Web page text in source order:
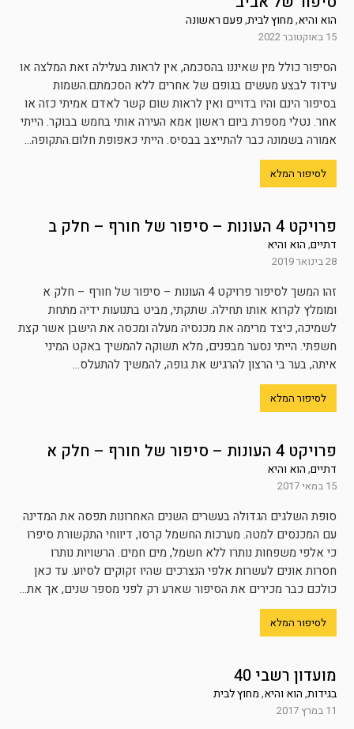
הוא והיא,מחוץ לבית,פעם ראשונה
15 באוקטובר 2022
הסיפור כולל מין שאיננו בהסכמה, אין לראות בעלילה זאת המלצה או
עידוד לבצע מעשים בגופם של אחרים ללא הסכמתם.השמות
בסיפור הינם והיו בדויים ואין לראות שום קשר לאדם אמיתי כזה או
אחר. נטלי מספרת ביום ראשון אמא העירה אותי בחמש בבוקר. הייתי
אמורה בשמונה כבר להתייצב בבסיס. הייתי כאפופת חלום.התקופה...
לסיפור המלא
פרויקט 4 העונות – סיפור של חורף – חלק ב
דתיים,הוא והיא
28 בינואר 2019
זהו המשך לסיפור פרויקט 4 העונות – סיפור של חורף – חלק א
ומומלץ לקרוא אותו תחילה. שתקתי, מביט בתנועות ידיה מתחת
לשמיכה, כיצד מרימה את מכנסיה מעלה ומכסה את הישבן אשר קצת
חשפתי. הייתי נסער מבפנים, מלא תשוקה להמשיך באקט המיני
איתה, בער בי הרצון להרגיש את גופה, להמשיך להתעלס...
לסיפור המלא
פרויקט 4 העונות – סיפור של חורף – חלק א
דתיים,הוא והיא
15 במאי 2017
סופת השלגים הגדולה בעשרים השנים האחרונות תפסה את המדינה
עם המכנסים למטה. מערכות החשמל קרסו, דיווחי התקשורת סיפרו
כי אלפי משפחות נותרו ללא חשמל, מים חמים. הרשויות נותרו
חסרות אונים לעשרות אלפי הנצרכים שהיו זקוקים לסיוע. עד כאן
כולכם כבר מכירים את הסיפור שארע רק לפני מספר שנים, אך את...
לסיפור המלא
מועדון רשבי 40
בגידות,הוא והיא,מחוץ לבית
11 במרץ 2017